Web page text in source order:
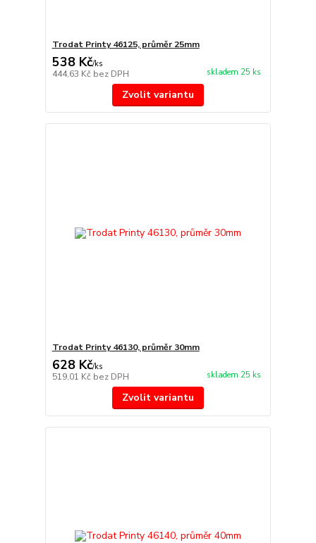
Trodat Printy 46125, průměr 25mm
538 Kč/ks
444,63 Kč bez DPH skladem 25 ks
Zvolit variantu
Trodat Printy 46130, průměr 30mm
628 Kč/ks
519,01 Kč bez DPH skladem 25 ks
Zvolit variantu